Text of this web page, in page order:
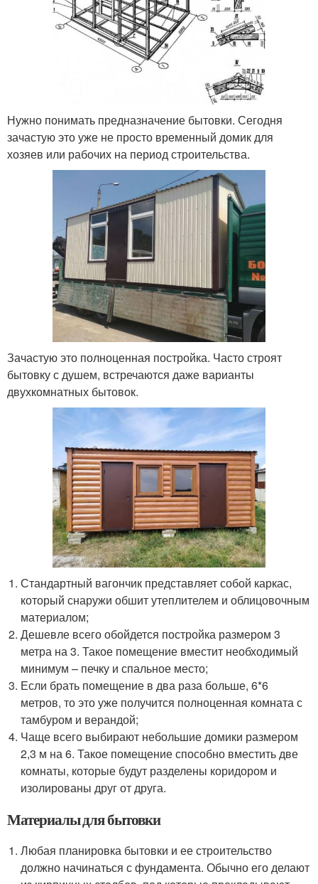
Нужно понимать предназначение бытовки. Сегодня
зачастую это уже не просто временный домик для
хозяев или рабочих на период строительства.
Зачастую это полноценная постройка. Часто строят
бытовку с душем, встречаются даже варианты
двухкомнатных бытовок.
Стандартный вагончик представляет собой каркас,
который снаружи обшит утеплителем и облицовочным
материалом;
Дешевле всего обойдется постройка размером 3
метра на 3. Такое помещение вместит необходимый
минимум – печку и спальное место;
Если брать помещение в два раза больше, 6*6
метров, то это уже получится полноценная комната с
тамбуром и верандой;
Чаще всего выбирают небольшие домики размером
2,3 м на 6. Такое помещение способно вместить две
комнаты, которые будут разделены коридором и
изолированы друг от друга.
Материалы для бытовки
Любая планировка бытовки и ее строительство
должно начинаться с фундамента. Обычно его делают